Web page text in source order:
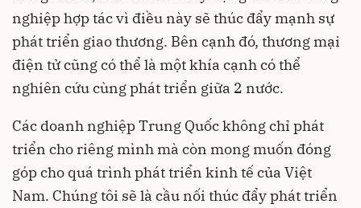
nghiệp hợp tác vì điều này sẽ thúc đẩy mạnh sự
phát triển giao thương. Bên cạnh đó, thương mại
điện tử cũng có thể là một khía cạnh có thể
nghiên cứu cùng phát triển giữa 2 nước.
Các doanh nghiệp Trung Quốc không chỉ phát
triển cho riêng mình mà còn mong muốn đóng
góp cho quá trình phát triển kinh tế của Việt
Nam. Chúng tôi sẽ là cầu nối thúc đẩy phát triển